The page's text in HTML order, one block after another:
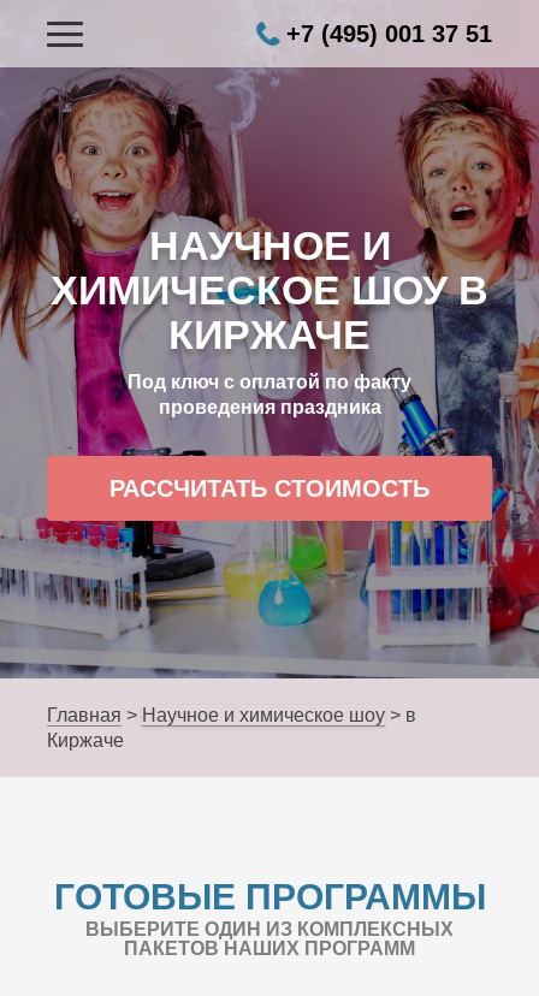
+7 (495) 001 37 51
НАУЧНОЕ И
ХИМИЧЕСКОЕ ШОУ В
КИРЖАЧЕ
Под ключ с оплатой по факту
проведения праздника
РАССЧИТАТЬ СТОИМОСТЬ
Главная > Научное и химическое шоу > в
Киржаче
ГОТОВЫЕ ПРОГРАММЫ
ВЫБЕРИТЕ ОДИН ИЗ КОМПЛЕКСНЫХ
ПАКЕТОВ НАШИХ ПРОГРАММ